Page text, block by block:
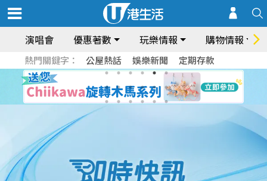
演唱會 優惠著數 玩樂情報 購物情報
熱門關鍵字： 公屋熱話 娛樂新聞 定期存款